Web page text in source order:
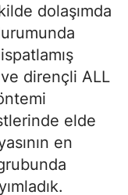
dolaşımda
dirençli ALL
elde
en